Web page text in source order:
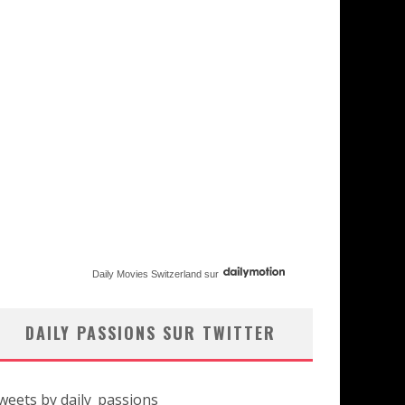
Daily Movies Switzerland sur
DAILY PASSIONS SUR TWITTER
by daily_passions